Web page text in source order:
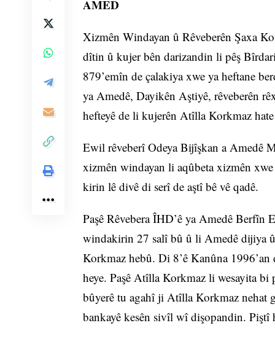
AMED
Xizmên Windayan û Rêveberên Şaxa
dîtin û kujer bên darizandin li pêş
879’emîn de çalakiya xwe ya heftane
ya Amedê, Dayikên Aştiyê, rêveberên
hefteyê de li kujerên Atîlla Korkmaz
Ewil rêveberî Odeya Bijîşkan a Amedê
xizmên windayan li aqûbeta xizmên
kirin lê divê di serî de aştî bê vê qadê.
Paşê Rêvebera ÎHD’ê ya Amedê
windakirin 27 salî bû û li Amedê dijiya
Korkmaz hebû. Di 8’ê Kanûna
heye. Paşê Atîlla Korkmaz li wesayita
bûyerê tu agahî ji Atîlla Korkmaz
bankayê kesên sivîl wî dişopandin.